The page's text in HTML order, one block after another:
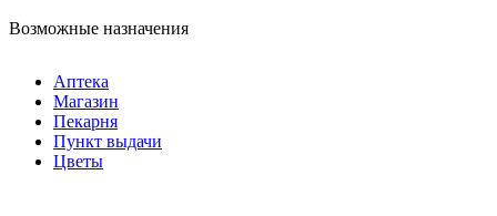
Возможные назначения
Аптека
Магазин
Пекарня
Пункт выдачи
Цветы